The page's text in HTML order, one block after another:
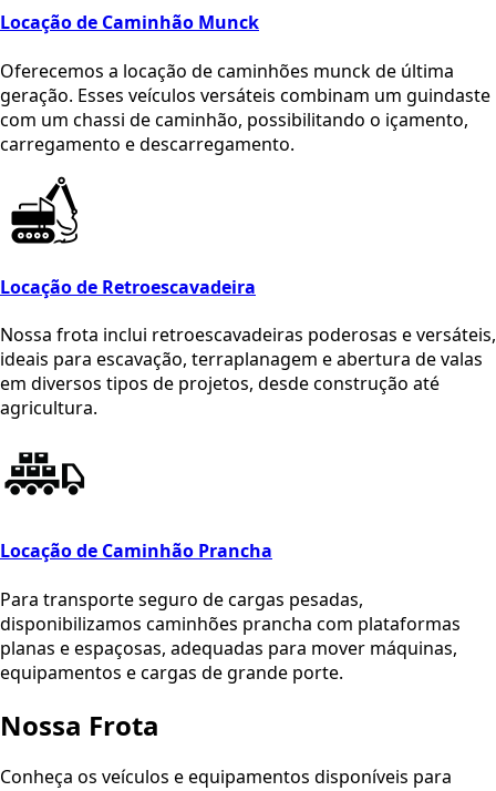
Locação de Caminhão Munck
Oferecemos a locação de caminhões munck de última
geração. Esses veículos versáteis combinam um guindaste
com um chassi de caminhão, possibilitando o içamento,
carregamento e descarregamento.
Locação de Retroescavadeira
Nossa frota inclui retroescavadeiras poderosas e versáteis,
ideais para escavação, terraplanagem e abertura de valas
em diversos tipos de projetos, desde construção até
agricultura.
Locação de Caminhão Prancha
Para transporte seguro de cargas pesadas,
disponibilizamos caminhões prancha com plataformas
planas e espaçosas, adequadas para mover máquinas,
equipamentos e cargas de grande porte.
Nossa Frota
Conheça os veículos e equipamentos disponíveis para